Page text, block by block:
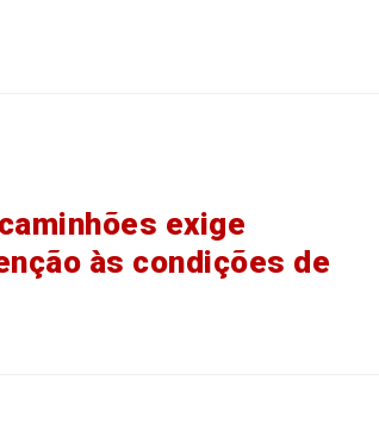
exige
às condições de